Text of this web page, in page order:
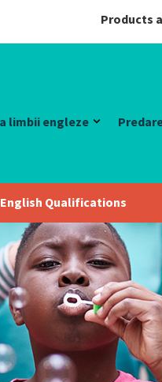
Products
limbii engleze
Qualifications